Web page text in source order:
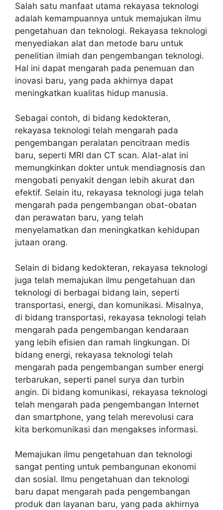
Salah satu manfaat utama rekayasa teknologi
adalah kemampuannya untuk memajukan ilmu
pengetahuan dan teknologi. Rekayasa teknologi
menyediakan alat dan metode baru untuk
penelitian ilmiah dan pengembangan teknologi.
Hal ini dapat mengarah pada penemuan dan
inovasi baru, yang pada akhirnya dapat
meningkatkan kualitas hidup manusia.
Sebagai contoh, di bidang kedokteran,
rekayasa teknologi telah mengarah pada
pengembangan peralatan pencitraan medis
baru, seperti MRI dan CT scan. Alat-alat ini
memungkinkan dokter untuk mendiagnosis dan
mengobati penyakit dengan lebih akurat dan
efektif. Selain itu, rekayasa teknologi juga telah
mengarah pada pengembangan obat-obatan
dan perawatan baru, yang telah
menyelamatkan dan meningkatkan kehidupan
jutaan orang.
Selain di bidang kedokteran, rekayasa teknologi
juga telah memajukan ilmu pengetahuan dan
teknologi di berbagai bidang lain, seperti
transportasi, energi, dan komunikasi. Misalnya,
di bidang transportasi, rekayasa teknologi telah
mengarah pada pengembangan kendaraan
yang lebih efisien dan ramah lingkungan. Di
bidang energi, rekayasa teknologi telah
mengarah pada pengembangan sumber energi
terbarukan, seperti panel surya dan turbin
angin. Di bidang komunikasi, rekayasa teknologi
telah mengarah pada pengembangan Internet
dan smartphone, yang telah merevolusi cara
kita berkomunikasi dan mengakses informasi.
Memajukan ilmu pengetahuan dan teknologi
sangat penting untuk pembangunan ekonomi
dan sosial. Ilmu pengetahuan dan teknologi
baru dapat mengarah pada pengembangan
produk dan layanan baru, yang pada akhirnya